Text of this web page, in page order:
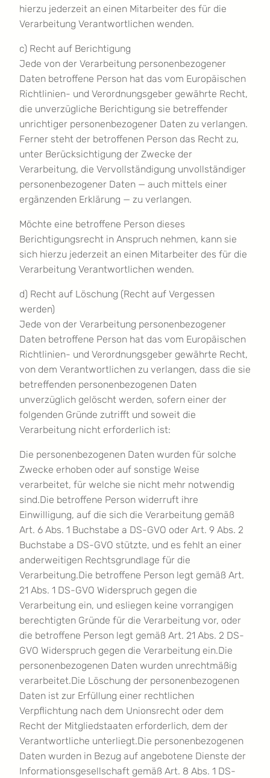
hierzu jederzeit an einen Mitarbeiter des für die
Verarbeitung Verantwortlichen wenden.
c) Recht auf Berichtigung
Jede von der Verarbeitung personenbezogener
Daten betroffene Person hat das vom Europäischen
Richtlinien- und Verordnungsgeber gewährte Recht,
die unverzügliche Berichtigung sie betreffender
unrichtiger personenbezogener Daten zu verlangen.
Ferner steht der betroffenen Person das Recht zu,
unter Berücksichtigung der Zwecke der
Verarbeitung, die Vervollständigung unvollständiger
personenbezogener Daten — auch mittels einer
ergänzenden Erklärung — zu verlangen.
Möchte eine betroffene Person dieses
Berichtigungsrecht in Anspruch nehmen, kann sie
sich hierzu jederzeit an einen Mitarbeiter des für die
Verarbeitung Verantwortlichen wenden.
d) Recht auf Löschung (Recht auf Vergessen
werden)
Jede von der Verarbeitung personenbezogener
Daten betroffene Person hat das vom Europäischen
Richtlinien- und Verordnungsgeber gewährte Recht,
von dem Verantwortlichen zu verlangen, dass die sie
betreffenden personenbezogenen Daten
unverzüglich gelöscht werden, sofern einer der
folgenden Gründe zutrifft und soweit die
Verarbeitung nicht erforderlich ist:
Die personenbezogenen Daten wurden für solche
Zwecke erhoben oder auf sonstige Weise
verarbeitet, für welche sie nicht mehr notwendig
sind.Die betroffene Person widerruft ihre
Einwilligung, auf die sich die Verarbeitung gemäß
Art. 6 Abs. 1 Buchstabe a DS-GVO oder Art. 9 Abs. 2
Buchstabe a DS-GVO stützte, und es fehlt an einer
anderweitigen Rechtsgrundlage für die
Verarbeitung.Die betroffene Person legt gemäß Art.
21 Abs. 1 DS-GVO Widerspruch gegen die
Verarbeitung ein, und esliegen keine vorrangigen
berechtigten Gründe für die Verarbeitung vor, oder
die betroffene Person legt gemäß Art. 21 Abs. 2 DS-
GVO Widerspruch gegen die Verarbeitung ein.Die
personenbezogenen Daten wurden unrechtmäßig
verarbeitet.Die Löschung der personenbezogenen
Daten ist zur Erfüllung einer rechtlichen
Verpflichtung nach dem Unionsrecht oder dem
Recht der Mitgliedstaaten erforderlich, dem der
Verantwortliche unterliegt.Die personenbezogenen
Daten wurden in Bezug auf angebotene Dienste der
Informationsgesellschaft gemäß Art. 8 Abs. 1 DS-